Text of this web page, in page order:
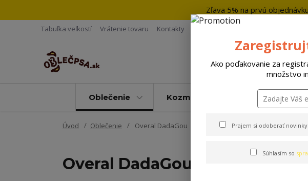
Zľava 5% na prvú
Tabuľka veľkostí Vrátenie tovaru Kontakty
Oblečenie Kozmetika Hračky
Úvod Oblečenie Overal DadaGou
Overal DadaGou
Ako poďakovanie za
množstvo
Prajem si odoberať
Súhlasím so